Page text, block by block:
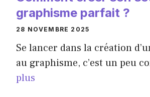
graphisme parfait ?
28 NOVEMBRE 2025
Se lancer dans la création
au graphisme, c’est un peu
plus